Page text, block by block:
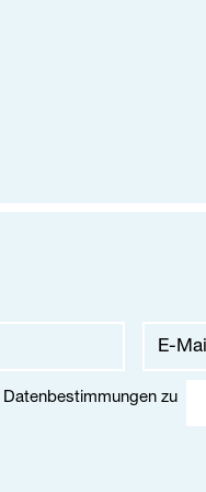
Datenbestimmungenzu